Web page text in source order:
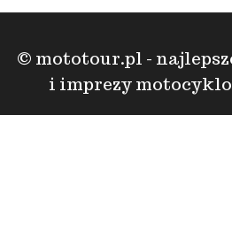
© mototour.pl -
i imprezy